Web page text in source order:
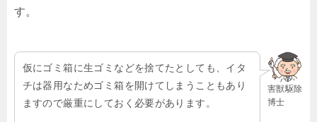
す。
害獣駆除
博士
仮にゴミ箱に生ゴミなどを捨てたとしても、イタ
チは器用なためゴミ箱を開けてしまうこともあり
ますので厳重にしておく必要があります。